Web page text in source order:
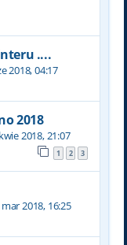
....
2018, 04:17
2018
2018, 21:07
1 2 3
2018, 16:25